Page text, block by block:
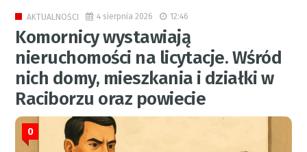
AKTUALNOŚCI 4 sierpnia 2026 12:46
Komornicy wystawiają
nieruchomości na licytacje. Wśród
nich domy, mieszkania i działki w
Raciborzu oraz powiecie
0